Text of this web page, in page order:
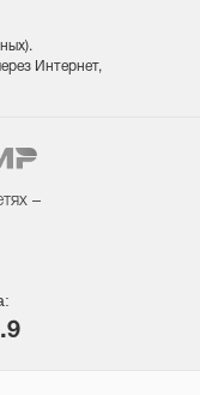
).
Интернет,
–